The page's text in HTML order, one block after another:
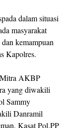
dalam situasi
masyarakat
kemampuan
Kapolres.
Mitra AKBP
yang diwakili
Sammy
Danramil
Kasat Pol.PP